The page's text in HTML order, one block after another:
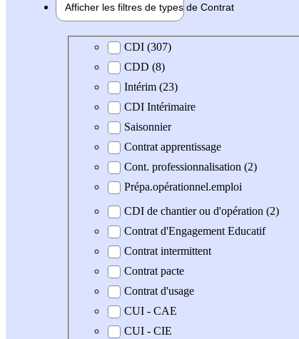
Afficher les filtres de types de Contrat
Type de contratCDI (307)
CDD (8)
Intérim (23)
CDI Intérimaire
Saisonnier
Contrat apprentissage
Cont. professionnalisation (2)
Prépa.opérationnel.emploi
CDI de chantier ou d'opération (2)
Contrat d'Engagement Educatif
Contrat intermittent
Contrat pacte
Contrat d'usage
CUI - CAE
CUI - CIE